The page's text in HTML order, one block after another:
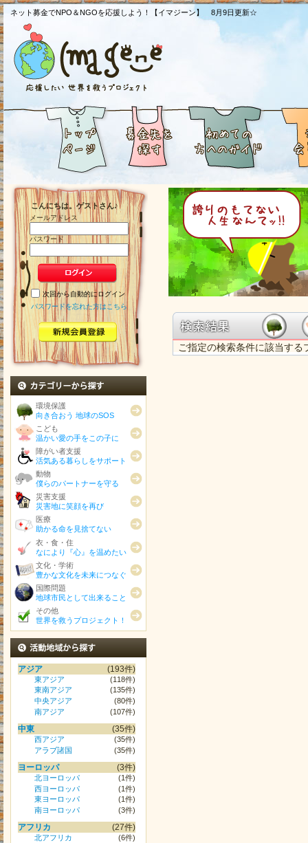
ネット募金でNPO＆NGOを応援しよう！【イマジーン】 8月9日更新☆
こんにちは。ゲストさん♪
メールアドレス
パスワード
次回から自動的にログイン
パスワードを忘れた方はこちら
環境保護
向き合おう 地球のSOS
こども
温かい愛の手をこの子に
障がい者支援
活気ある暮らしをサポート
動物
僕らのパートナーを守る
災害支援
災害地に笑顔を再び
医療
助かる命を見捨てない
衣・食・住
なにより『心』を温めたい
文化・学術
豊かな文化を未来につなぐ
国際問題
地球市民として出来ること
その他
世界を救うプロジェクト！
活動地域から探す
アジア (193件)
東アジア
(118件)
東南アジア
(135件)
中央アジア
(80件)
南アジア
(107件)
中東 (35件)
西アジア
(35件)
アラブ諸国
(35件)
ヨーロッパ (3件)
北ヨーロッパ
(1件)
西ヨーロッパ
(1件)
東ヨーロッパ
(1件)
南ヨーロッパ
(3件)
アフリカ (27件)
北アフリカ
(6件)
ご指定の検索条件に該当す